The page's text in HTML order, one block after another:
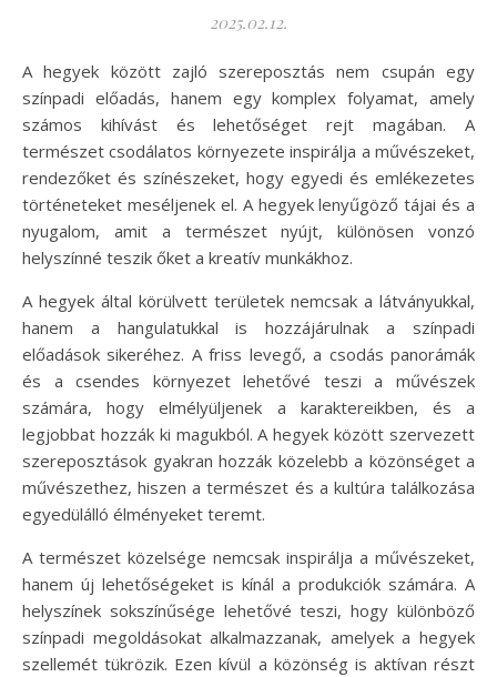
2025.02.12.
A hegyek között zajló szereposztás nem csupán egy
színpadi előadás, hanem egy komplex folyamat, amely
számos kihívást és lehetőséget rejt magában. A
természet csodálatos környezete inspirálja a művészeket,
rendezőket és színészeket, hogy egyedi és emlékezetes
történeteket meséljenek el. A hegyek lenyűgöző tájai és a
nyugalom, amit a természet nyújt, különösen vonzó
helyszínné teszik őket a kreatív munkákhoz.
A hegyek által körülvett területek nemcsak a látványukkal,
hanem a hangulatukkal is hozzájárulnak a színpadi
előadások sikeréhez. A friss levegő, a csodás panorámák
és a csendes környezet lehetővé teszi a művészek
számára, hogy elmélyüljenek a karaktereikben, és a
legjobbat hozzák ki magukból. A hegyek között szervezett
szereposztások gyakran hozzák közelebb a közönséget a
művészethez, hiszen a természet és a kultúra találkozása
egyedülálló élményeket teremt.
A természet közelsége nemcsak inspirálja a művészeket,
hanem új lehetőségeket is kínál a produkciók számára. A
helyszínek sokszínűsége lehetővé teszi, hogy különböző
színpadi megoldásokat alkalmazzanak, amelyek a hegyek
szellemét tükrözik. Ezen kívül a közönség is aktívan részt